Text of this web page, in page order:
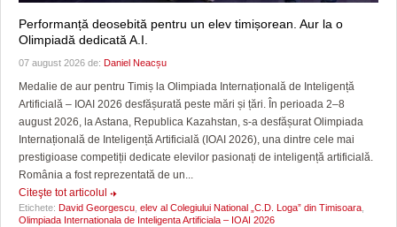
Performanță deosebită pentru un elev timișorean. Aur la o
Olimpiadă dedicată A.I.
07 august 2026 de: Daniel Neacșu
Medalie de aur pentru Timiș la Olimpiada Internațională de Inteligență
Artificială – IOAI 2026 desfășurată peste mări și țări. În perioada 2–8
august 2026, la Astana, Republica Kazahstan, s-a desfășurat Olimpiada
Internațională de Inteligență Artificială (IOAI 2026), una dintre cele mai
prestigioase competiții dedicate elevilor pasionați de inteligență artificială.
România a fost reprezentată de un...
Citeşte tot articolul
Etichete: David Georgescu elev al Colegiului National „C.D. Loga” din Timisoara
Olimpiada Internationala de Inteligenta Artificiala – IOAI 2026